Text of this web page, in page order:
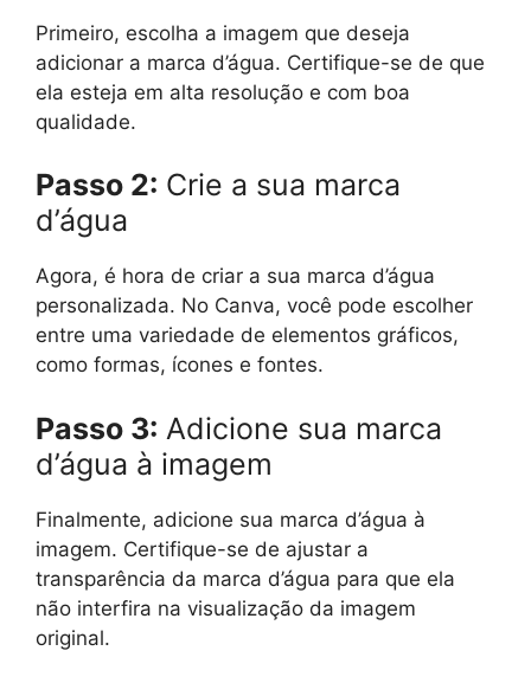
Primeiro, escolha a imagem que deseja
adicionar a marca d’água. Certifique-se de que
ela esteja em alta resolução e com boa
qualidade.
Passo 2: Crie a sua marca
d’água
Agora, é hora de criar a sua marca d’água
personalizada. No Canva, você pode escolher
entre uma variedade de elementos gráficos,
como formas, ícones e fontes.
Passo 3: Adicione sua marca
d’água à imagem
Finalmente, adicione sua marca d’água à
imagem. Certifique-se de ajustar a
transparência da marca d’água para que ela
não interfira na visualização da imagem
original.